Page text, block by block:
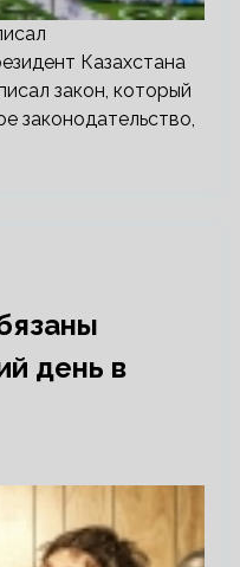
Казахстана
закон, который
законодательство,
день в